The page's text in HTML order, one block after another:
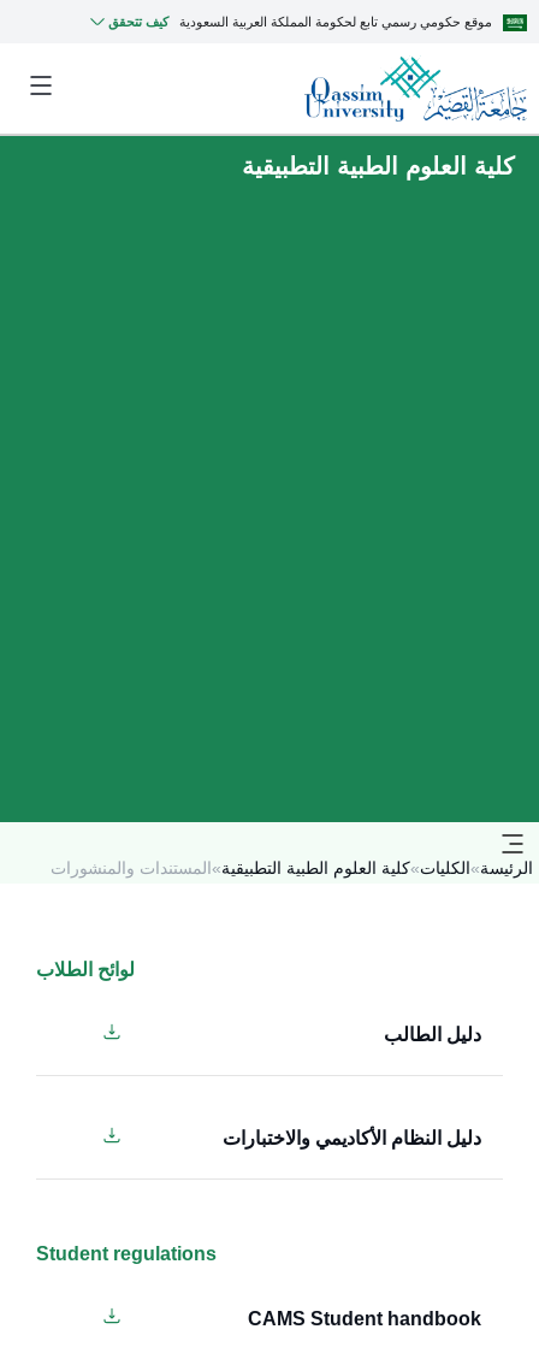
موقع حكومي رسمي تابع لحكومة المملكة العربية السعودية كيف تتحقق
كلية العلوم الطبية التطبيقية
الرئيسة»الكليات»كلية العلوم الطبية التطبيقية» المستندات والمنشورات
لوائح الطلاب
دليل الطالب
دليل النظام الأكاديمي والاختبارات
Student regulations
CAMS Student handbook